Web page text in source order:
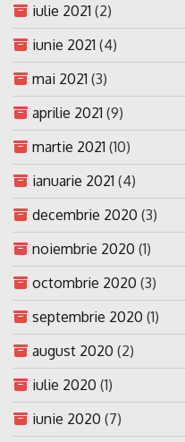
iulie 2021 (2)
iunie 2021 (4)
mai 2021 (3)
aprilie 2021 (9)
martie 2021 (10)
ianuarie 2021 (4)
decembrie 2020 (3)
noiembrie 2020 (1)
octombrie 2020 (3)
septembrie 2020 (1)
august 2020 (2)
iulie 2020 (1)
iunie 2020 (7)